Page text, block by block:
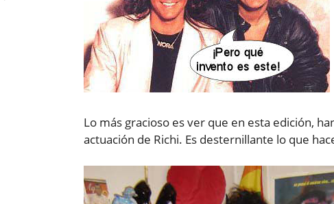
Lo más gracioso es ver que en esta edición,
actuación de Richi. Es desternillante lo que